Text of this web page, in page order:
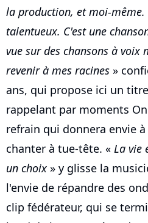
la production, et moi-même.
talentueux. C'est une
vue sur des chansons à voix
revenir à mes racines »
ans, qui propose ici un
rappelant par moments
refrain qui donnera envie
chanter à tue-tête. « La vie
un choix » y glisse la
l'envie de répandre des
clip fédérateur, qui se